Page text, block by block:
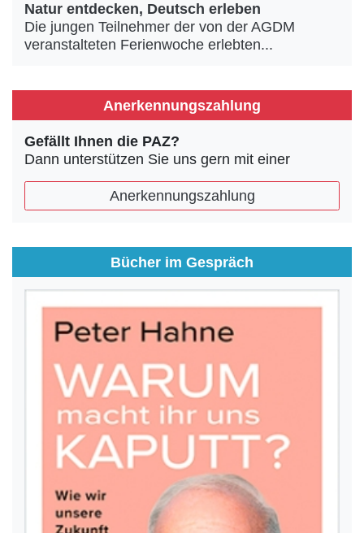
Natur entdecken, Deutsch erleben
Die jungen Teilnehmer der von der AGDM
veranstalteten Ferienwoche erlebten...
Anerkennungszahlung
Gefällt Ihnen die PAZ?
Dann unterstützen Sie uns gern mit einer
Anerkennungszahlung
Bücher im Gespräch